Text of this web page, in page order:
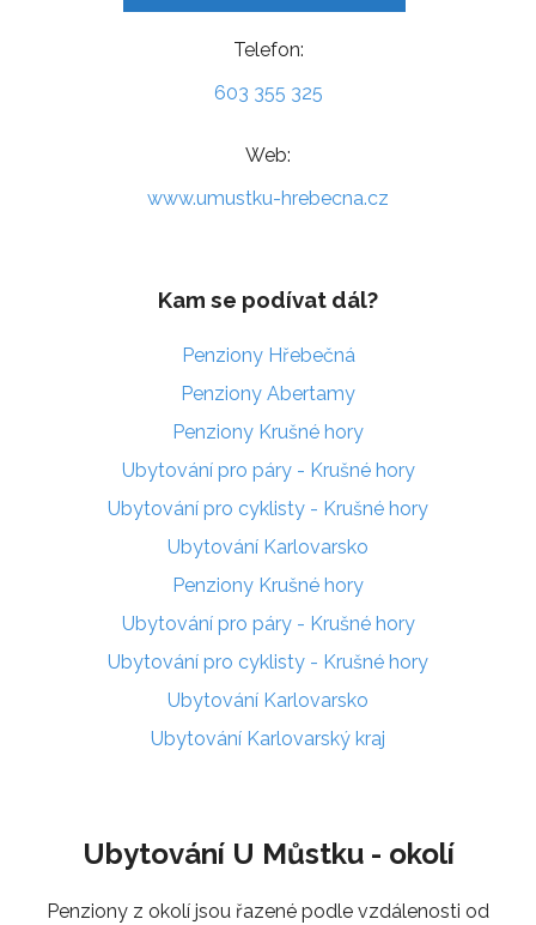
Telefon:
603 355 325
Web:
www.umustku-hrebecna.cz
Kam se podívat dál?
Penziony Hřebečná
Penziony Abertamy
Penziony Krušné hory
Ubytování pro páry - Krušné hory
Ubytování pro cyklisty - Krušné hory
Ubytování Karlovarsko
Penziony Krušné hory
Ubytování pro páry - Krušné hory
Ubytování pro cyklisty - Krušné hory
Ubytování Karlovarsko
Ubytování Karlovarský kraj
Ubytování U Můstku - okolí
Penziony z okolí jsou řazené podle vzdálenosti od